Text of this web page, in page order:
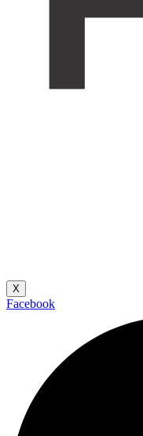
X
Facebook